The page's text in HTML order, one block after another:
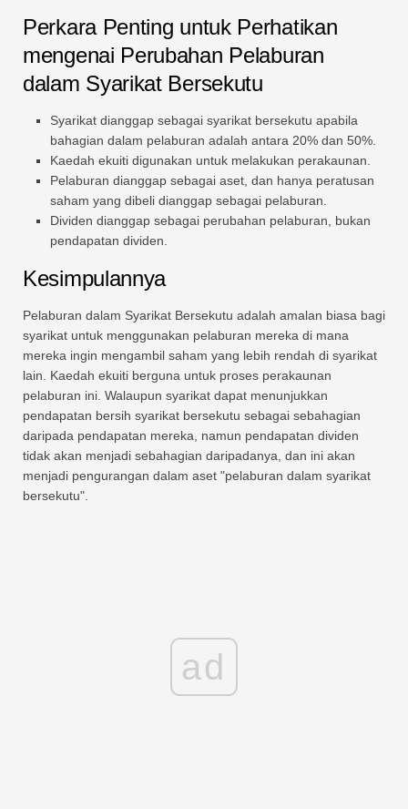
Perkara Penting untuk Perhatikan
mengenai Perubahan Pelaburan
dalam Syarikat Bersekutu
Syarikat dianggap sebagai syarikat bersekutu apabila
bahagian dalam pelaburan adalah antara 20% dan 50%.
Kaedah ekuiti digunakan untuk melakukan perakaunan.
Pelaburan dianggap sebagai aset, dan hanya peratusan
saham yang dibeli dianggap sebagai pelaburan.
Dividen dianggap sebagai perubahan pelaburan, bukan
pendapatan dividen.
Kesimpulannya
Pelaburan dalam Syarikat Bersekutu adalah amalan biasa bagi
syarikat untuk menggunakan pelaburan mereka di mana
mereka ingin mengambil saham yang lebih rendah di syarikat
lain. Kaedah ekuiti berguna untuk proses perakaunan
pelaburan ini. Walaupun syarikat dapat menunjukkan
pendapatan bersih syarikat bersekutu sebagai sebahagian
daripada pendapatan mereka, namun pendapatan dividen
tidak akan menjadi sebahagian daripadanya, dan ini akan
menjadi pengurangan dalam aset "pelaburan dalam syarikat
bersekutu".
ad